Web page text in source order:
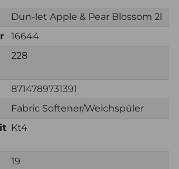
Dun-let Apple & Pear Blossom 2l
16644
228
8714789731391
Fabric Softener/Weichspüler
Kt4
19